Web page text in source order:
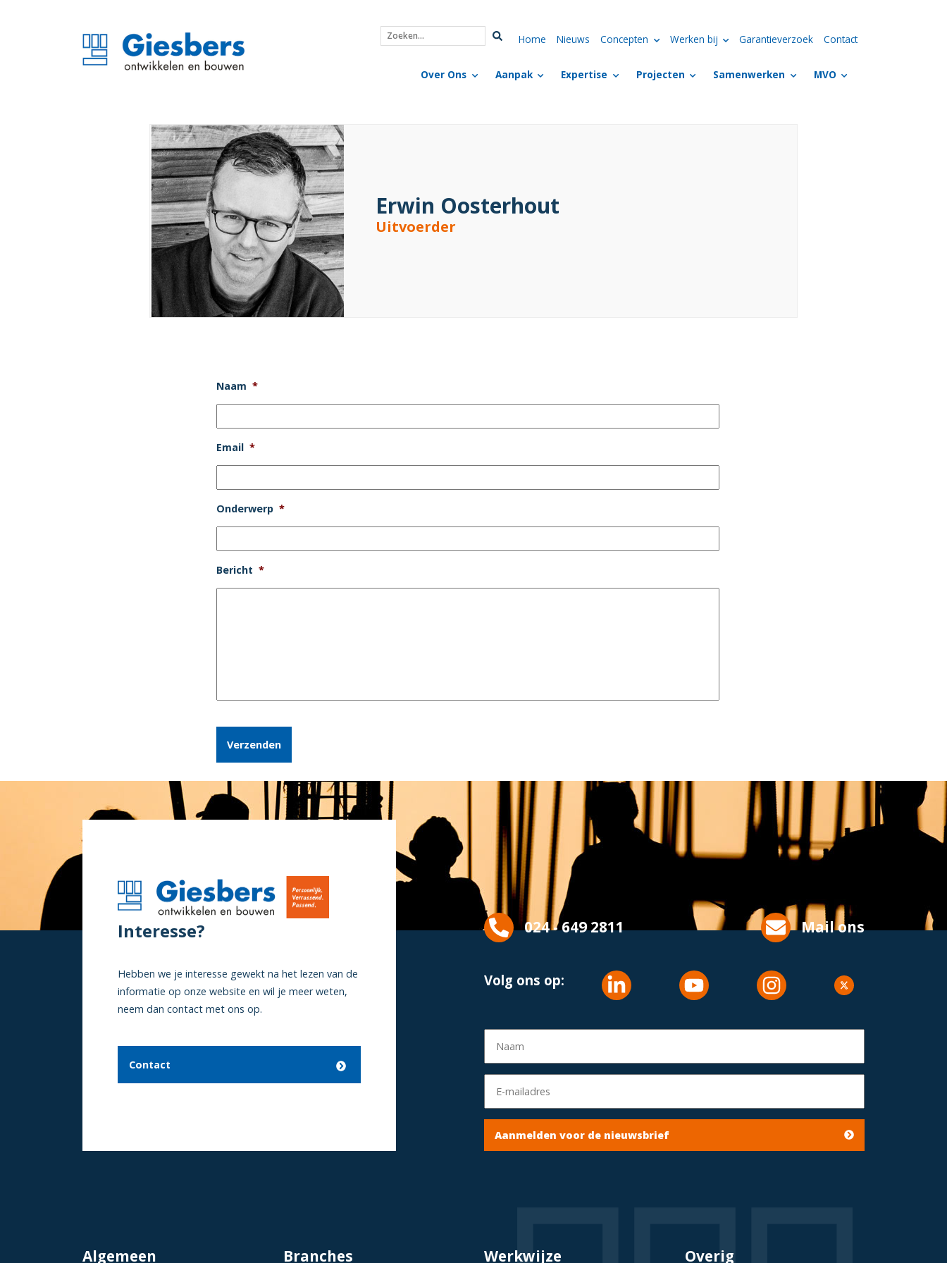
Zoeken... Home Nieuws Concepten Werken bij Garantieverzoek Contact
Over Ons Aanpak Expertise Projecten Samenwerken MVO
Erwin Oosterhout
Erwin Oosterhout
Uitvoerder
Naam *
Email *
Onderwerp *
Bericht *
Interesse?
Hebben we je interesse gewekt na het lezen van de
informatie op onze website en wil je meer weten,
neem dan contact met ons op.
Contact
024 - 649 2811 Mail ons
Volg ons op:
Aanmelden voor de nieuwsbrief
Algemeen Branches Werkwijze Overig